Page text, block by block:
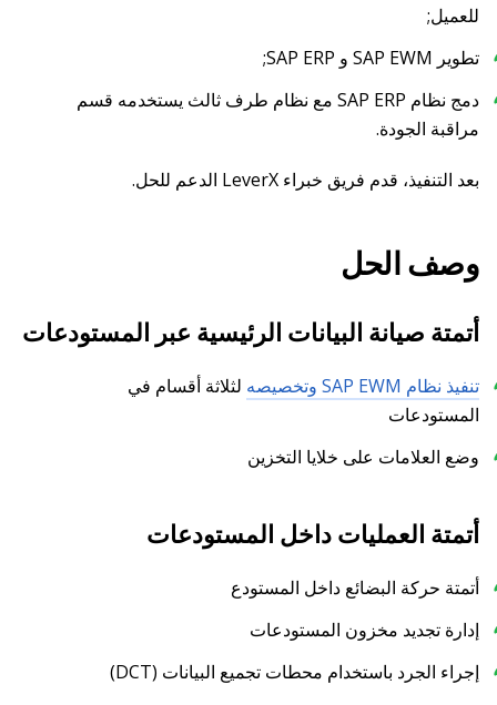
للعميل;
تطوير SAP EWM و SAP ERP;
دمج نظام SAP ERP مع نظام طرف ثالث يستخدمه قسم
مراقبة الجودة.
بعد التنفيذ، قدم فريق خبراء LeverX الدعم للحل.
وصف الحل
أتمتة صيانة البيانات الرئيسية عبر المستودعات
تنفيذ نظام SAP EWM وتخصيصه
لثلاثة أقسام في
المستودعات
وضع العلامات على خلايا التخزين
أتمتة العمليات داخل المستودعات
أتمتة حركة البضائع داخل المستودع
إدارة تجديد مخزون المستودعات
إجراء الجرد باستخدام محطات تجميع البيانات (DCT)